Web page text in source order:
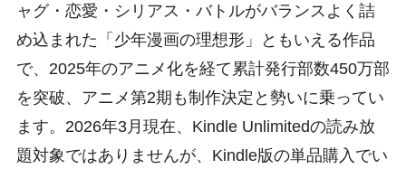
ャグ・恋愛・シリアス・バトルがバランスよく詰
め込まれた「少年漫画の理想形」ともいえる作品
で、2025年のアニメ化を経て累計発行部数450万部
を突破、アニメ第2期も制作決定と勢いに乗ってい
ます。2026年3月現在、Kindle Unlimitedの読み放
題対象ではありませんが、Kindle版の単品購入でい